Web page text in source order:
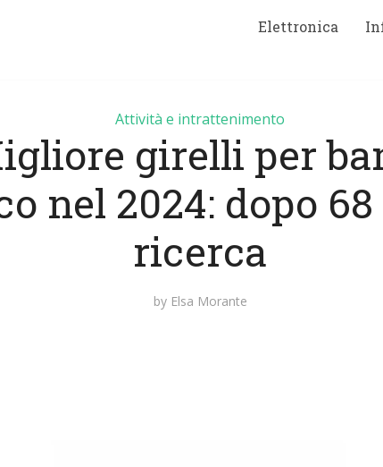
Elettronica
Attività e intrattenimento
girelli per
nel 2024: dopo
ricerca
by Elsa Morante